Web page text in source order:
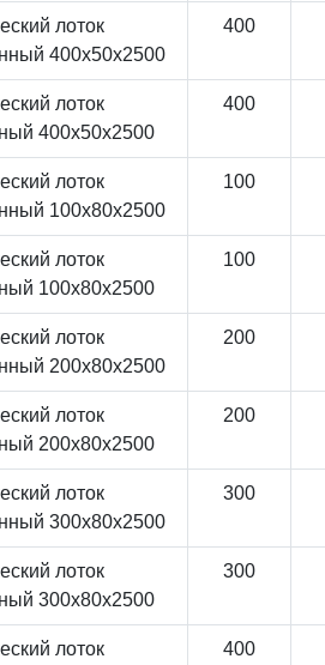
лоток
400x50x2500
400
лоток
400x50x2500
400
лоток
100x80x2500
100
лоток
100x80x2500
100
лоток
200x80x2500
200
лоток
200x80x2500
200
лоток
300x80x2500
300
лоток
300x80x2500
300
лоток
400